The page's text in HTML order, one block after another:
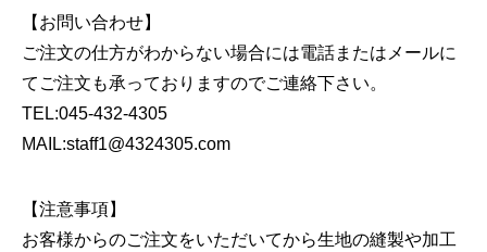
【お問い合わせ】
ご注文の仕方がわからない場合には電話またはメールに
てご注文も承っておりますのでご連絡下さい。
TEL:045-432-4305
MAIL:staff1@4324305.com
【注意事項】
お客様からのご注文をいただいてから生地の縫製や加工